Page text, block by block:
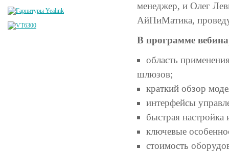
менеджер, и Олег
АйПиМатика,
В программе
область
шлюзов;
краткий обзор
интерфейсы
быстрая настройка
ключевые
стоимость